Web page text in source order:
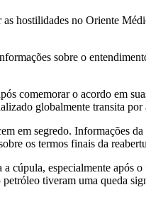
hostilidades no Oriente
sobre o
comemorar o acordo em
globalmente transita por
em segredo. Informações
os termos finais da
cúpula, especialmente
tiveram uma queda